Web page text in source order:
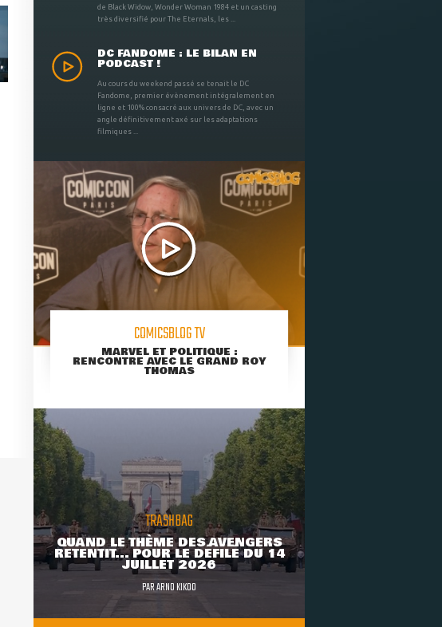
de Black Widow, Wonder Woman 1984 et un casting
très diversifié pour The Eternals, les ...
DC FANDOME : LE BILAN EN
PODCAST !
Au cours du weekend passé se tenait le DC
Fandome, premier évènement intégralement en
ligne et 100% consacré aux univers de DC, avec un
angle définitivement axé sur les adaptations
filmiques ...
COMICSBLOG TV
MARVEL ET POLITIQUE :
RENCONTRE AVEC LE GRAND ROY
THOMAS
TRASHBAG
QUAND LE THÈME DES AVENGERS
RETENTIT... POUR LE DÉFILÉ DU 14
JUILLET 2026
PARARNO KIKOO